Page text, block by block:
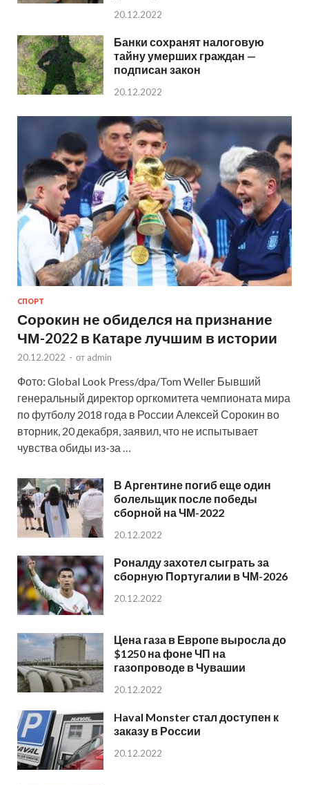
20.12.2022
Банки сохранят налоговую
тайну умерших граждан —
подписан закон
20.12.2022
СПОРТ
Сорокин не обиделся на признание
ЧМ-2022 в Катаре лучшим в истории
20.12.2022 - от admin
Фото: Global Look Press/dpa/Tom Weller Бывший
генеральный директор оргкомитета чемпионата мира
по футболу 2018 года в России Алексей Сорокин во
вторник, 20 декабря, заявил, что не испытывает
чувства обиды из-за …
В Аргентине погиб еще один
болельщик после победы
сборной на ЧМ-2022
20.12.2022
Роналду захотел сыграть за
сборную Португалии в ЧМ-2026
20.12.2022
Цена газа в Европе выросла до
$1250 на фоне ЧП на
газопроводе в Чувашии
20.12.2022
Haval Monster стал доступен к
заказу в России
20.12.2022